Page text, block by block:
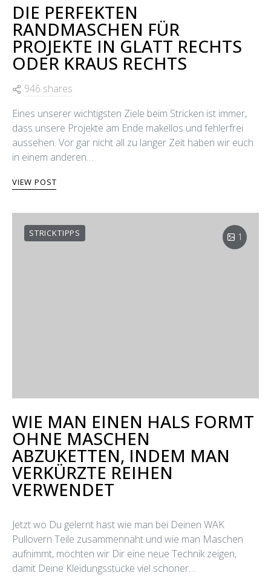
DIE PERFEKTEN
RANDMASCHEN FÜR
PROJEKTE IN GLATT RECHTS
ODER KRAUS RECHTS
946 shares
Eines unserer wichtigsten Ziele beim Stricken ist immer,
dass unsere Projekte am Ende makellos und fehlerfrei
aussehen. Vor gar nicht all zu langer Zeit haben wir euch
in einem anderen…
VIEW POST
STRICKTIPPS 1
WIE MAN EINEN HALS FORMT
OHNE MASCHEN
ABZUKETTEN, INDEM MAN
VERKÜRZTE REIHEN
VERWENDET
Jetzt wo Du gelernt hast wie man bei Deinen WAK
Pullovern Teile zusammennäht und wie man Maschen
aufnimmt, möchten wir Dir eine neue Technik zeigen,
damit Deine Kleidungsstücke viel schöner…